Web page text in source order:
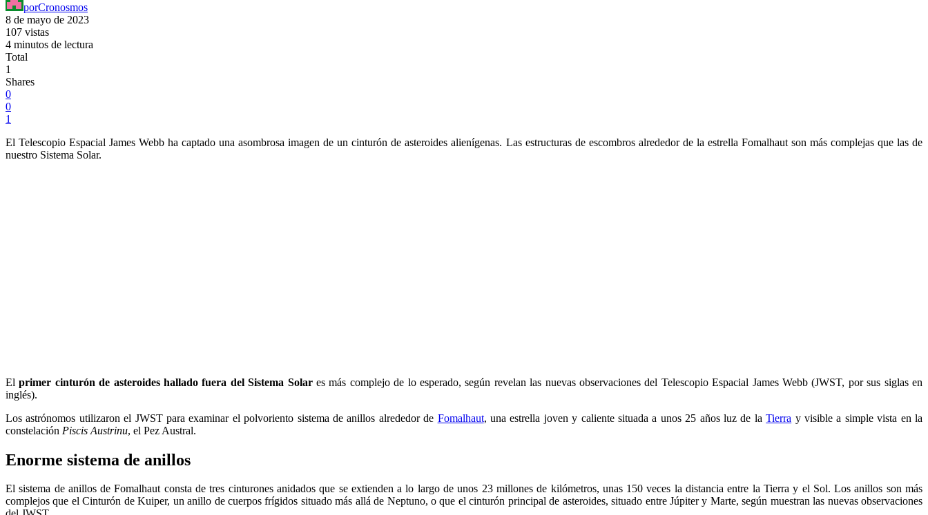
porCronosmos
8 de mayo de 2023
107 vistas
4 minutos de lectura
Total
1
Shares
0
0
1
El Telescopio Espacial James Webb ha captado una asombrosa imagen de un cinturón de asteroides alienígenas. Las estructuras de escombros alrededor de la estrella Fomalhaut son más complejas que las de
nuestro Sistema Solar.
Elprimer cinturón de asteroides hallado fuera del Sistema Solares más complejo de lo esperado, según revelan las nuevas observaciones del Telescopio Espacial James Webb (JWST, por sus siglas en
inglés).
Los astrónomos utilizaron el JWST para examinar el polvoriento sistema de anillos alrededor de Fomalhaut, una estrella joven y caliente situada a unos 25 años luz de laTierra y visible a simple vista en la
constelación Piscis Austrinu, el Pez Austral.
Enorme sistema de anillos
El sistema de anillos de Fomalhaut consta de tres cinturones anidados que se extienden a lo largo de unos 23 millones de kilómetros, unas 150 veces la distancia entre la Tierra y el Sol. Los anillos son más
complejos que el Cinturón de Kuiper, un anillo de cuerpos frígidos situado más allá de Neptuno, o que el cinturón principal de asteroides, situado entre Júpiter y Marte, según muestran las nuevas observaciones